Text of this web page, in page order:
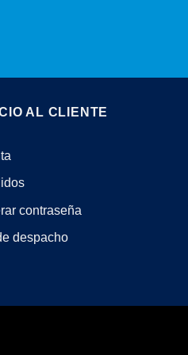
AL CLIENTE
contraseña
despacho